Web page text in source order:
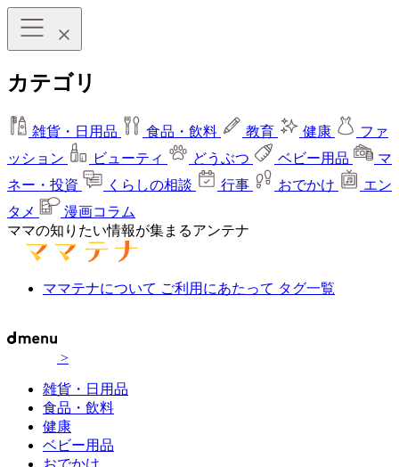
カテゴリ
雑貨・日用品 食品・飲料 教育 健康
ファ
ッション
ビューティ どうぶつ ベビー用品
マ
ネー・投資
くらしの相談 行事 おでかけ
エン
タメ
漫画コラム
ママの知りたい情報が集まるアンテナ
ママテナについて ご利用にあたって タグ一覧
>
雑貨・日用品
食品・飲料
健康
ベビー用品
おでかけ